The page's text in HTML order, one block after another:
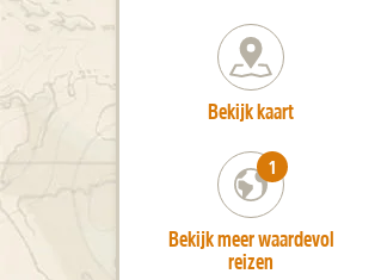
Bekijk kaart
number_of_trips:
1
Bekijk meer waardevol
reizen